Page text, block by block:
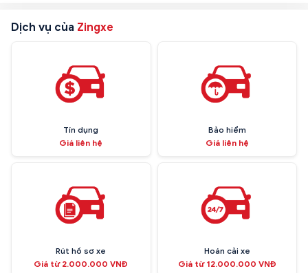
Dịch vụ của Zingxe
Tín dụng
Giá liên hệ
Bảo hiểm
Giá liên hệ
Rút hồ sơ xe
Giá từ 2.000.000 VNĐ
Hoán cải xe
Giá từ 12.000.000 VNĐ